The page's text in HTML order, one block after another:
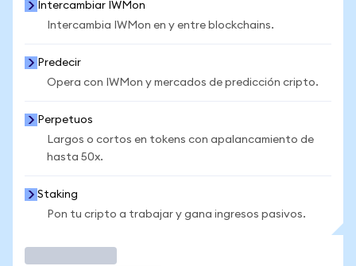
Intercambiar IWMon
Intercambia IWMon en y entre blockchains.
Predecir
Opera con IWMon y mercados de predicción cripto.
Perpetuos
Largos o cortos en tokens con apalancamiento de
hasta 50x.
Staking
Pon tu cripto a trabajar y gana ingresos pasivos.